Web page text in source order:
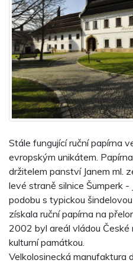
Stále fungující ruční papírna
evropským unikátem.
držitelem panství Janem ml.
levé straně silnice Šumperk -
podobu s typickou
získala ruční papírna na
2002 byl areál vládou České
kulturní památkou.
Velkolosinecká manufaktura